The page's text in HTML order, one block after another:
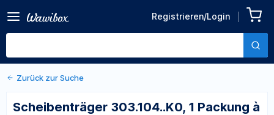
Registrieren/Login
303.104..K0, 1 Packung à 6
Stück
Von Komet
Zurück zu den Produktdetails
Zurück zur Suche
Scheibenträger 303.104..K0, 1 Packung à